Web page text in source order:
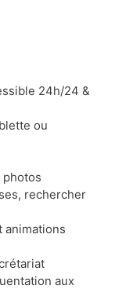
24h/24 &
ou
rechercher
aux